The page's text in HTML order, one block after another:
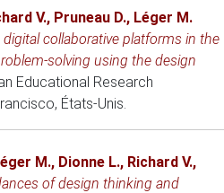
V., Pruneau D., Léger M.
collaborative platforms in the
solving using the design
Educational Research
États-Unis.
M., Dionne L., Richard V.,
of design thinking and